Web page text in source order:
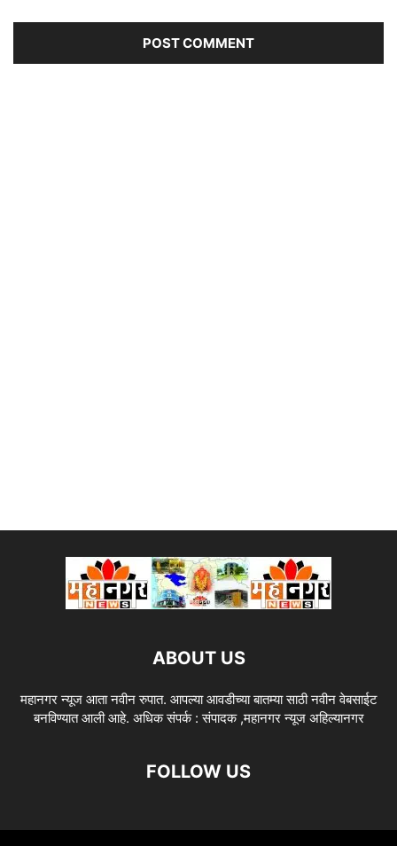
ABOUT US
महानगर न्यूज आता नवीन रुपात. आपल्या आवडीच्या बातम्या साठी नवीन वेबसाईट
बनविण्यात आली आहे. अधिक संपर्क : संपादक ,महानगर न्यूज अहिल्यानगर
FOLLOW US